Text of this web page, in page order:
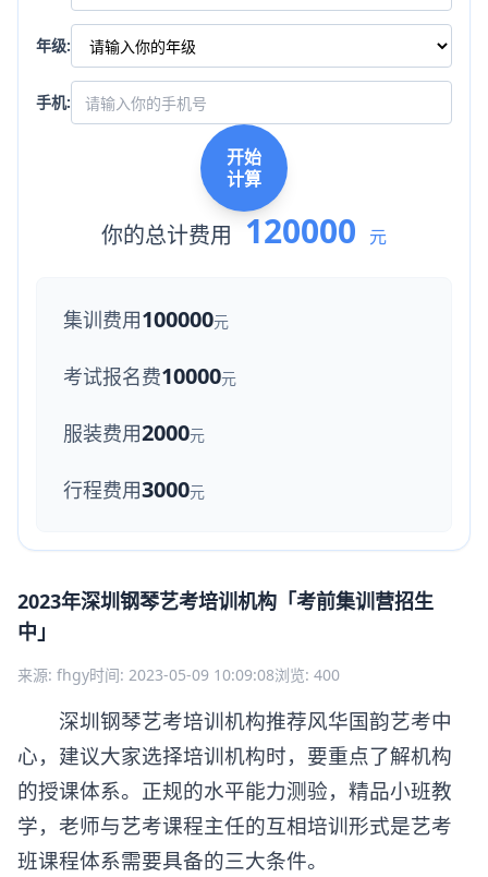
年级:
手机:
开始
计算
你的总计费用 120000 元
集训费用100000元
考试报名费10000元
服装费用2000元
行程费用3000元
2023年深圳钢琴艺考培训机构「考前集训营招生
中」
来源: fhgy时间: 2023-05-09 10:09:08浏览: 400
深圳钢琴艺考培训机构推荐风华国韵艺考中
心，建议大家选择培训机构时，要重点了解机构
的授课体系。正规的水平能力测验，精品小班教
学，老师与艺考课程主任的互相培训形式是艺考
班课程体系需要具备的三大条件。